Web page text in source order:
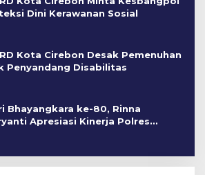
Dini Kerawanan Sosial
Kota Cirebon Desak Pemenuhan
Penyandang Disabilitas
Bhayangkara ke-80, Rinna
Apresiasi Kinerja Polres